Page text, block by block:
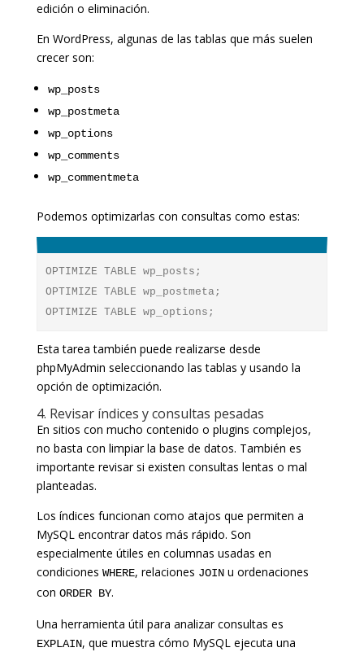
edición o eliminación.
En WordPress, algunas de las tablas que más suelen
crecer son:
wp_posts
wp_postmeta
wp_options
wp_comments
wp_commentmeta
Podemos optimizarlas con consultas como estas:
OPTIMIZE TABLE wp_posts;
OPTIMIZE TABLE wp_postmeta;
OPTIMIZE TABLE wp_options;
Esta tarea también puede realizarse desde
phpMyAdmin seleccionando las tablas y usando la
opción de optimización.
4. Revisar índices y consultas pesadas
En sitios con mucho contenido o plugins complejos,
no basta con limpiar la base de datos. También es
importante revisar si existen consultas lentas o mal
planteadas.
Los índices funcionan como atajos que permiten a
MySQL encontrar datos más rápido. Son
especialmente útiles en columnas usadas en
condiciones WHERE, relaciones JOINu ordenaciones
con ORDER BY.
Una herramienta útil para analizar consultas es
EXPLAIN, que muestra cómo MySQL ejecuta una